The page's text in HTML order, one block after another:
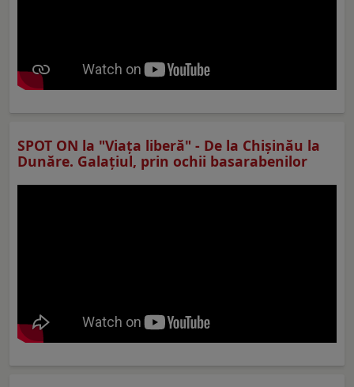
SPOT ON la "Viaţa liberă" - De la Chișinău la
Dunăre. Galațiul, prin ochii basarabenilor